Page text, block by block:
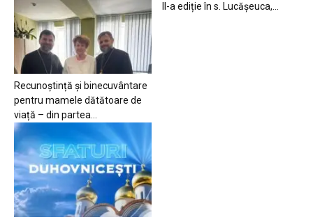
Recunoștință și binecuvântare
pentru mamele dătătoare de
viață – din partea...
II-a ediție în s. Lucășeuca,...